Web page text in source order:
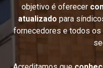
objetivo é oferecer
atualizado para
fornecedores e todos